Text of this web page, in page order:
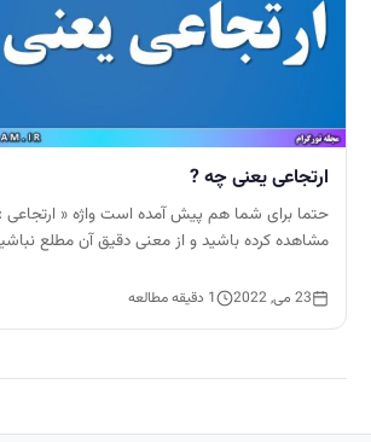
ارتجاعی یعنی چه ?
حتما برای شما هم پیش آمده است واژه « ارتجاعی »
مشاهده کرده باشید و از معنی دقیق آن مطلع
23 می, 2022 1 دقیقه مطالعه